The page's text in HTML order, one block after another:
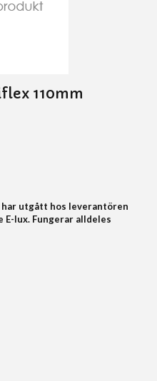
110mm
utgått hos leverantören
lux. Fungerar alldeles